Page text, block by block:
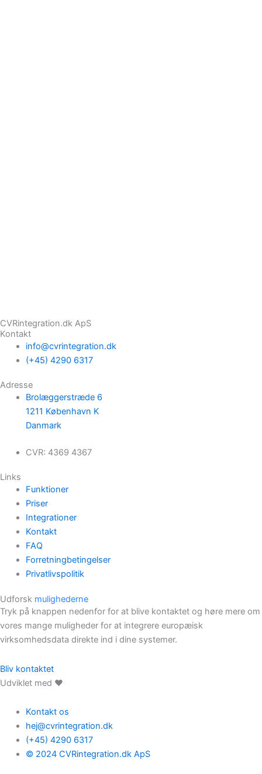
CVRintegration.dk ApS
Kontakt
info@cvrintegration.dk
(+45) 4290 6317
Adresse
Brolæggerstræde 6
1211 København K
Danmark
CVR: 4369 4367
Links
Funktioner
Priser
Integrationer
Kontakt
FAQ
Forretningbetingelser
Privatlivspolitik
Udforsk mulighederne
Tryk på knappen nedenfor for at blive kontaktet og høre mere om
vores mange muligheder for at integrere europæisk
virksomhedsdata direkte ind i dine systemer.
Bliv kontaktet
Udviklet med ❤️
Kontakt os
hej@cvrintegration.dk
(+45) 4290 6317
© 2024 CVRintegration.dk ApS